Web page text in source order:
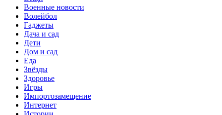
Военные новости
Волейбол
Гаджеты
Дача и сад
Дети
Дом и сад
Еда
Звёзды
Здоровье
Игры
Импортозамещение
Интернет